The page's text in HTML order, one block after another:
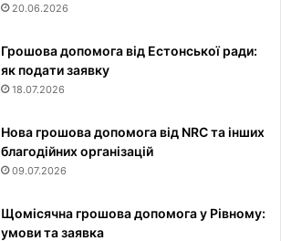
20.06.2026
Грошова допомога від Естонської ради:
як подати заявку
18.07.2026
Нова грошова допомога від NRC та інших
благодійних організацій
09.07.2026
Щомісячна грошова допомога у Рівному:
умови та заявка